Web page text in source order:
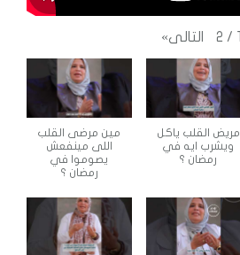
1
/
2 التالى»
مين مرضى القلب
اللى مينفعش
يصوموا في
رمضان ؟
مريض القلب ياكل
ويشرب ايه في
رمضان ؟